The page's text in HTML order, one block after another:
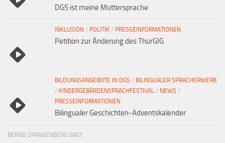
DGS ist meine Muttersprache
INKLUSION / POLITIK / PRESSEINFORMATIONEN
Petition zur Änderung des ThürGIG
BILDUNGSANGEBOTE IN DGS / BILINGUALER SPRACHERWERB
/ KINDERGEBÄRDENSPRACHFESTIVAL / NEWS /
PRESSEINFORMATIONEN
Bilingualer Geschichten-Adventskalender
BERND SPANGENBERG SAGT: